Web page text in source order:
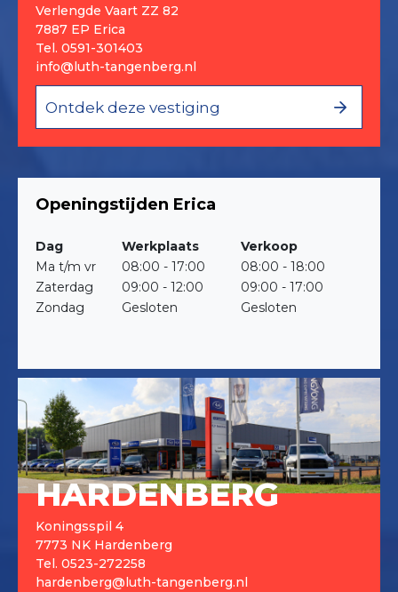
Verlengde Vaart ZZ 82
7887 EP Erica
Tel. 0591-301403
info@luth-tangenberg.nl
Ontdek deze vestiging
Openingstijden Erica
Dag Werkplaats
Verkoop
Ma t/m vr
08:00 - 17:00
08:00 - 18:00
Zaterdag
09:00 - 12:00
09:00 - 17:00
Zondag
Gesloten Gesloten
HARDENBERG
Koningsspil 4
7773 NK Hardenberg
Tel. 0523-272258
hardenberg@luth-tangenberg.nl